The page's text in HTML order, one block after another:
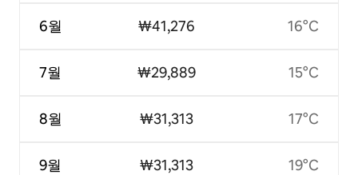
6월
7월
8월
9월
₩41,276
₩29,889
₩31,313
₩31,313
16°C
15°C
17°C
19°C